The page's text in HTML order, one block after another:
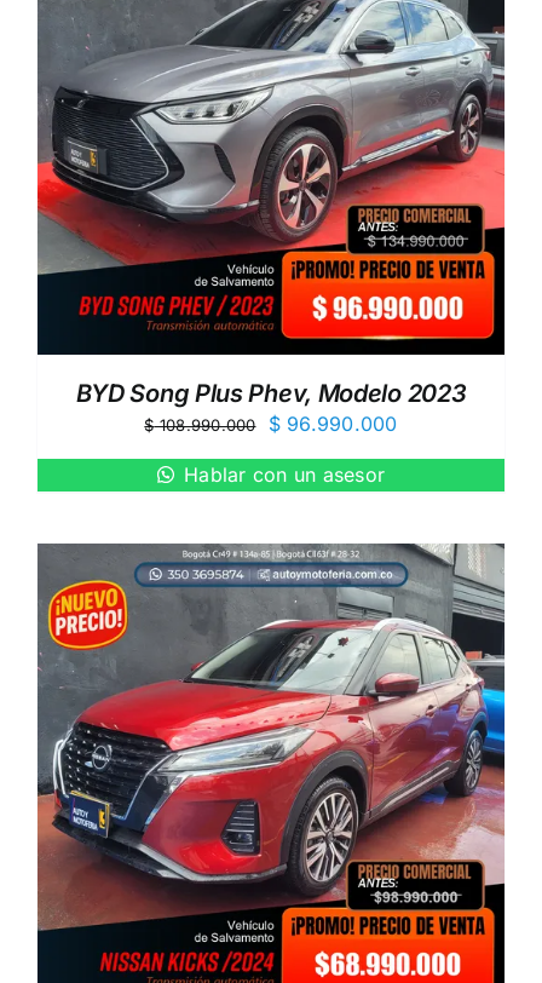
BYD Song Plus Phev, Modelo 2023
$108.990.000
El
precio
original
$ 108.990.000.
$ 96.990.000El
precio
actual
$ 96.990.000.
Hablar con un asesor